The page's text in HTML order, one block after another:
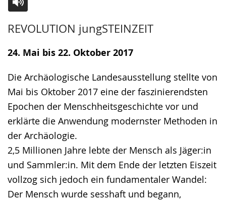
REVOLUTION jungSTEINZEIT
Leichten
Sprache
Audio-
Unterstützung.
Video
in
Gebärdensprache
wird
angezeigt.
24. Mai bis 22. Oktober 2017
Die Archäologische Landesausstellung stellte von
Mai bis Oktober 2017 eine der faszinierendsten
Epochen der Menschheitsgeschichte vor und
erklärte die Anwendung modernster Methoden in
der Archäologie.
2,5 Millionen Jahre lebte der Mensch als Jäger:in
und Sammler:in. Mit dem Ende der letzten Eiszeit
vollzog sich jedoch ein fundamentaler Wandel:
Der Mensch wurde sesshaft und begann,